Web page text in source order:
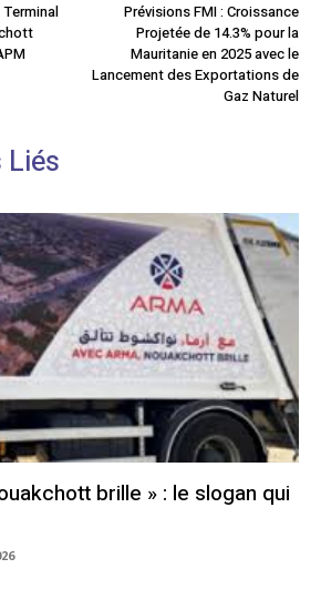
Prévisions FMI : Croissance
Projetée de 14.3% pour la
Mauritanie en 2025 avec le
Lancement des Exportations de
Gaz Naturel
brille » : le slogan qui